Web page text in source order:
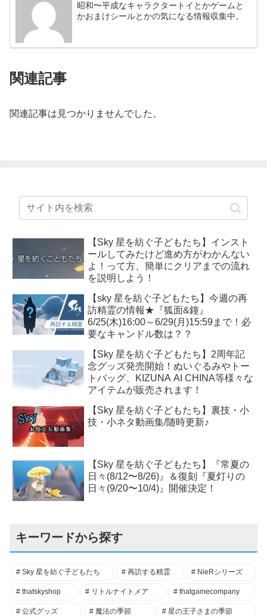
昭和〜平成なキャラクタートイとかゲームと
かおまけシールとかの気になる情報収集中。
関連記事
関連記事は見つかりませんでした。
【Sky 星を紡ぐ子どもたち】インスト
ールしてみたけど進め方がわかんない
よ！って方、簡単にクリアまでの流れ
を説明しよう！
【sky 星を紡ぐ子どもたち】今週の再
訪精霊の情報★『狐面&鐘』
6/25(木)16:00～6/29(月)15:59まで！必
要なキャンドル数は？？
【Sky 星を紡ぐ子どもたち】2周年記
念グッズ発売開始！ぬいぐるみやトー
トバッグ、KIZUNA AI CHINA等様々な
アイテムが販売されます！
【Sky 星を紡ぐ子どもたち】裏技・小
技・小ネタ動画集/随時更新♪
【Sky 星を紡ぐ子どもたち】『常夏の
日々(8/12〜8/26)』＆復刻『夏灯りの
日々(9/20〜10/4)』開催決定！
キーワードから探す
Sky 星を紡ぐ子どもたち 再訪する精霊 NieRシリーズ
thatskyshop リトルナイトメア thatgamecompany
公式グッズ 魔法の季節 星の王子さまの季節